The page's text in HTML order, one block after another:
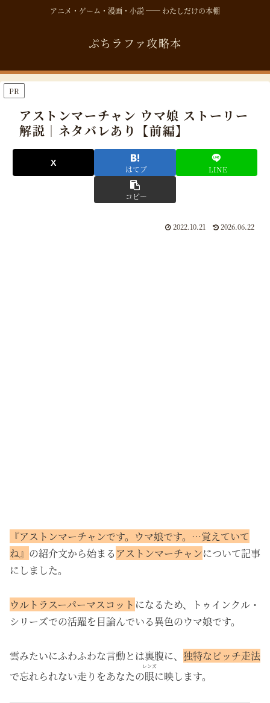
アニメ・ゲーム・漫画・小説 ── わたしだけの本棚
ぷちラファ攻略本
PR
アストンマーチャン ウマ娘 ストーリー
解説｜ネタバレあり【前編】
はてブ LINE
コピー
2022.10.21 2026.06.22
『アストンマーチャンです。ウマ娘です。…覚えていて
ね』 の紹介文から始まる アストンマーチャンについて記事
にしました。
ウルトラスーパーマスコット になるため、トゥインクル・
シリーズでの活躍を目論んでいる異色のウマ娘です。
雲みたいにふわふわな言動とは裏腹に、 独特なピッチ走法
で忘れられない走りをあなたの眼
レンズ
に映します。